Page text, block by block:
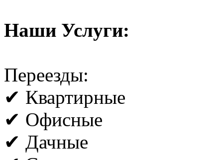
Наши Услуги:
Переезды:
✔ Квартирные
✔ Офисные
✔ Дачные